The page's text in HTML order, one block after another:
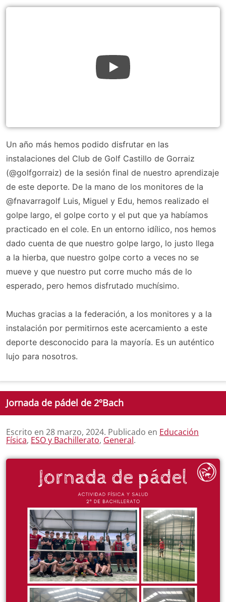
Un año más hemos podido disfrutar en las
instalaciones del Club de Golf Castillo de Gorraiz
(@golfgorraiz) de la sesión final de nuestro aprendizaje
de este deporte. De la mano de los monitores de la
@fnavarragolf Luis, Miguel y Edu, hemos realizado el
golpe largo, el golpe corto y el put que ya habíamos
practicado en el cole. En un entorno idílico, nos hemos
dado cuenta de que nuestro golpe largo, lo justo llega
a la hierba, que nuestro golpe corto a veces no se
mueve y que nuestro put corre mucho más de lo
esperado, pero hemos disfrutado muchísimo.
Muchas gracias a la federación, a los monitores y a la
instalación por permitirnos este acercamiento a este
deporte desconocido para la mayoría. Es un auténtico
lujo para nosotros.
Jornada de pádel de 2ºBach
Escrito en 28 marzo, 2024. Publicado en Educación
Física, ESO y Bachillerato, General.